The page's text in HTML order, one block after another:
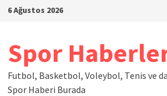
İçeriğe
6 Ağustos 2026
Spor
Futbol, Basketbol, Voleybol, Tenis ve
Spor Haberi Burada